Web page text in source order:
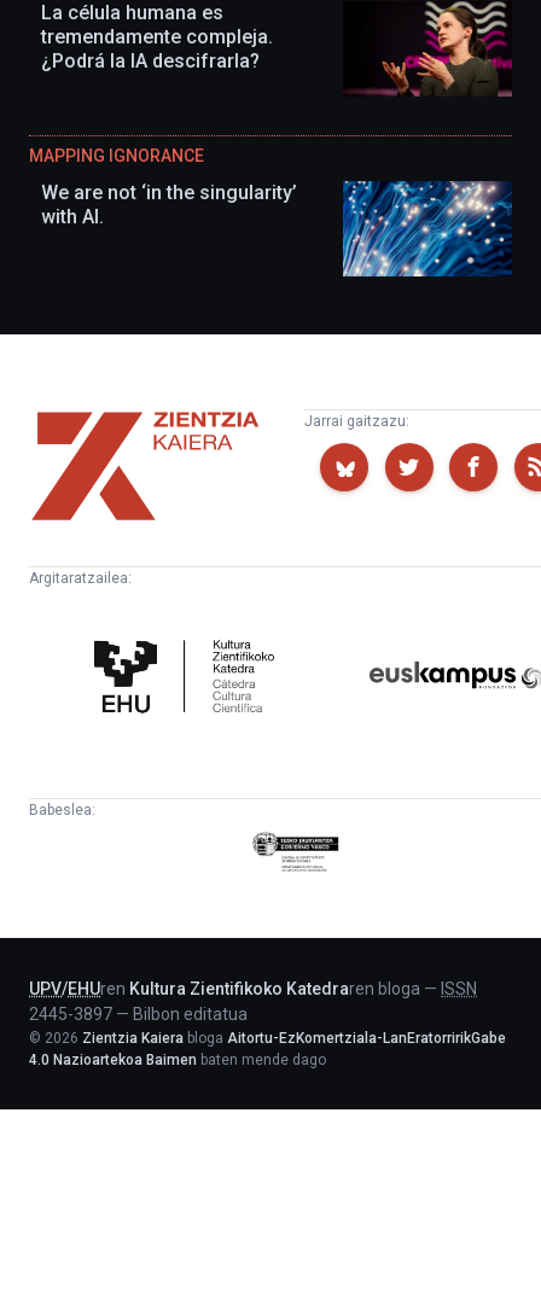
La célula humana es
tremendamente compleja.
¿Podrá la IA descifrarla?
MAPPING IGNORANCE
We are not ‘in the singularity’
with AI.
Zientzia
Kaiera
Jarrai gaitzazu:
Argitaratzailea:
Zientifikoko
Katedra
Babeslea:
Eusko
Jaurlaritza
UPV/EHUren Kultura Zientifikoko Katedraren bloga — ISSN
2445-3897 — Bilbon editatua
© 2026 Zientzia Kaiera bloga Aitortu-EzKomertziala-LanEratorririkGabe
4.0 Nazioartekoa Baimen baten mende dago